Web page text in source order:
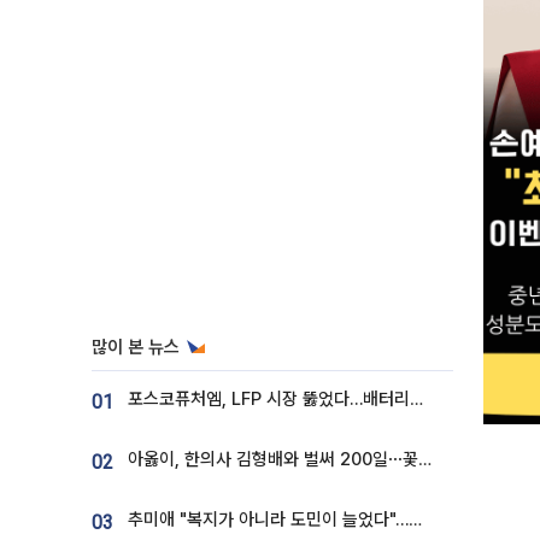
많이 본 뉴스
01 포스코퓨처엠, LFP 시장 뚫었다…배터리사와 대규모 장기 공급 합의
02 아옳이, 한의사 김형배와 벌써 200일⋯꽃다발 들고 "프러포즈 아냐"
03 추미애 "복지가 아니라 도민이 늘었다"…재정난 책임론 정면돌파